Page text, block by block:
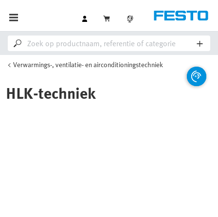
Verwarmings-, ventilatie- en airconditioningstechniek
HLK-techniek